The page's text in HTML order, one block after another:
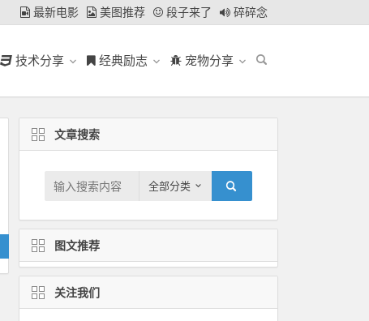
最新电影 美图推荐 段子来了 碎碎念
技术分享 经典励志 宠物分享
文章搜索
全部分类
图文推荐
关注我们